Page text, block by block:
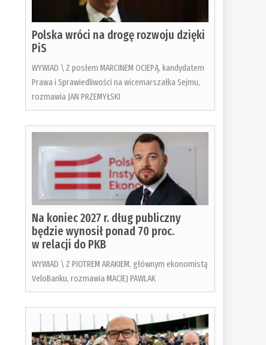
Polska wróci na drogę rozwoju dzięki
PiS
WYWIAD \ Z posłem MARCINEM OCIEPĄ, kandydatem
Prawa i Sprawiedliwości na wicemarszałka Sejmu,
rozmawia JAN PRZEMYŁSKI
Na koniec 2027 r. dług publiczny
będzie wynosił ponad 70 proc.
w relacji do PKB
WYWIAD \ Z PIOTREM ARAKIEM, głównym ekonomistą
VeloBanku, rozmawia MACIEJ PAWLAK